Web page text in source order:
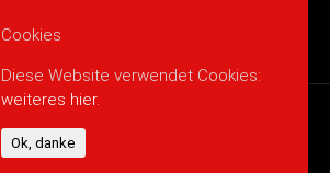
threadripper
WERBUNG
Cookies
Diese Website verwendet Cookies:
weiteres hier.
Ok, danke